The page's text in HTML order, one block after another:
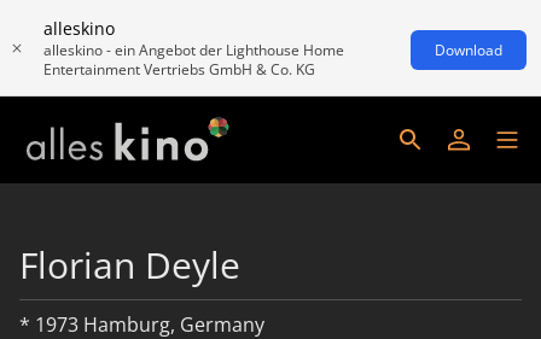
alleskino
alleskino - ein Angebot der Lighthouse Home
Entertainment Vertriebs GmbH & Co. KG
Download
Florian Deyle
* 1973 Hamburg, Germany